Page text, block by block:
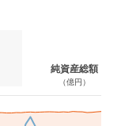
純資産総額
（億円）